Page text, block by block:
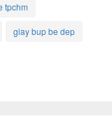
tpchm
giay bup be dep